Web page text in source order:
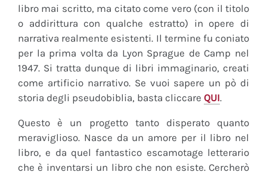
libro mai scritto, ma citato come vero (con il titolo
o addirittura con qualche estratto) in opere di
narrativa realmente esistenti. Il termine fu coniato
per la prima volta da Lyon Sprague de Camp nel
1947. Si tratta dunque di libri immaginario, creati
come artificio narrativo. Se vuoi sapere un pò di
storia degli pseudobiblia, basta cliccare QUI.
Questo è un progetto tanto disperato quanto
meraviglioso. Nasce da un amore per il libro nel
libro, e da quel fantastico escamotage letterario
che è inventarsi un libro che non esiste. Cercherò